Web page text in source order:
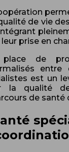
de vie
prise en
de
entre
est un
la qualité
de santé